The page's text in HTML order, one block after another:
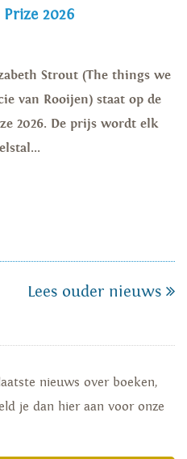
2026
Strout (The things we
van Rooijen) staat op de
2026. De prijs wordt elk
Lees ouder nieuws
nieuws over boeken,
je dan hier aan voor onze